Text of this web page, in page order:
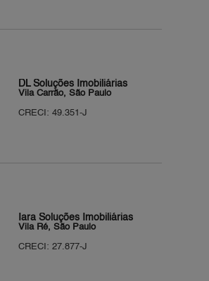
DL Soluções Imobiliárias
Vila Carrão, São Paulo
CRECI: 49.351-J
Iara Soluções Imobiliárias
Vila Ré, São Paulo
CRECI: 27.877-J